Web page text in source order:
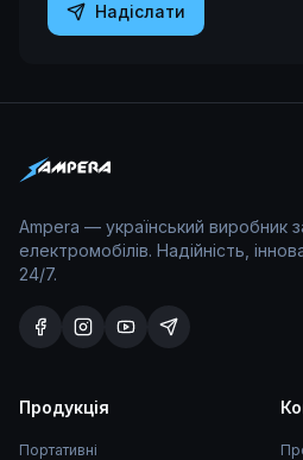
Надіслати
Ampera — український виробник
електромобілів. Надійність,
24/7.
Продукція
Портативні